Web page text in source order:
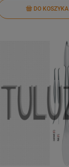
DO KOSZYKA